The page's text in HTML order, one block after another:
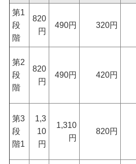
第1
段
階
820
円
490円 320円
第2
段
階
820
円
490円 420円
第3
段
階1
1,3
10
円
1,310
円
820円